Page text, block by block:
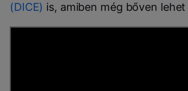
(DICE) is, amiben még bőven